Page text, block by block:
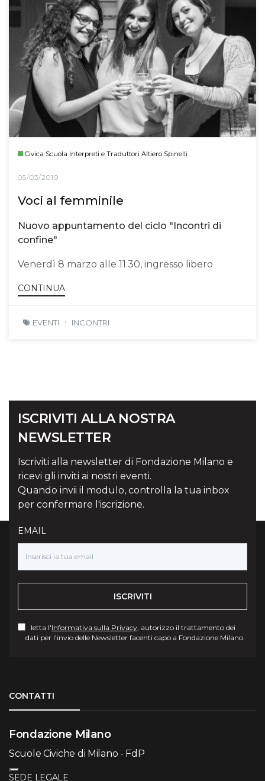
Civica Scuola Interpreti e Traduttori Altiero Spinelli
05/03/2019
Voci al femminile
Nuovo appuntamento del ciclo "Incontri di
confine"
Venerdì 8 marzo alle 11.30, ingresso libero
CONTINUA
EVENTI INCONTRI
ISCRIVITI ALLA NOSTRA
NEWSLETTER
Iscriviti alla newsletter di Fondazione Milano e
ricevi gli inviti ai nostri eventi.
Quando invii il modulo, controlla la tua inbox
per confermare l'iscrizione.
EMAIL
ISCRIVITI
letta l'Informativa sulla Privacy , autorizzo il trattamento dei
dati per l'invio delle Newsletter facenti capo a Fondazione Milano.
CONTATTI
Fondazione Milano
Scuole Civiche di Milano - FdP
SEDE LEGALE